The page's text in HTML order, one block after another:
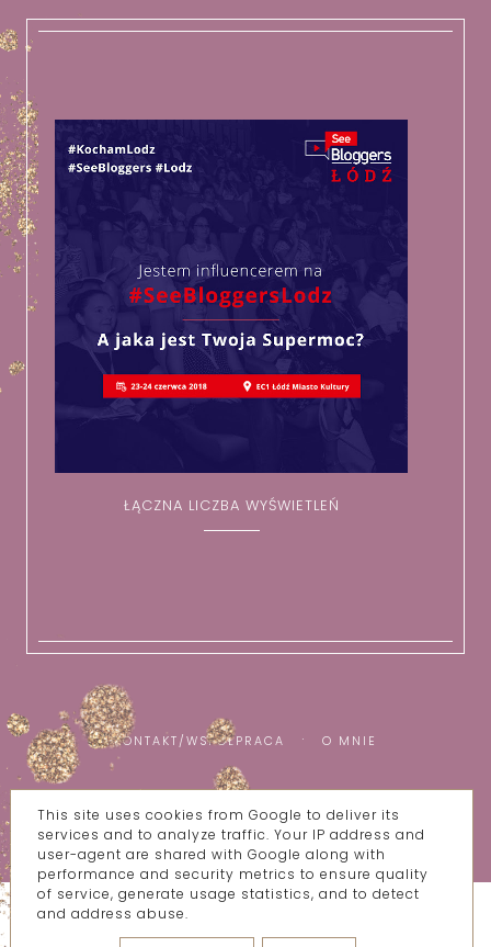
ŁĄCZNA LICZBA WYŚWIETLEŃ
KONTAKT/WSPÓŁPRACA O MNIE
COPYRIGHT ©WSZYSTKIE MOJE BZIKI
BLOG DESIGN:
This site uses cookies from Google to deliver its
services and to analyze traffic. Your IP address and
user-agent are shared with Google along with
performance and security metrics to ensure quality
of service, generate usage statistics, and to detect
and address abuse.